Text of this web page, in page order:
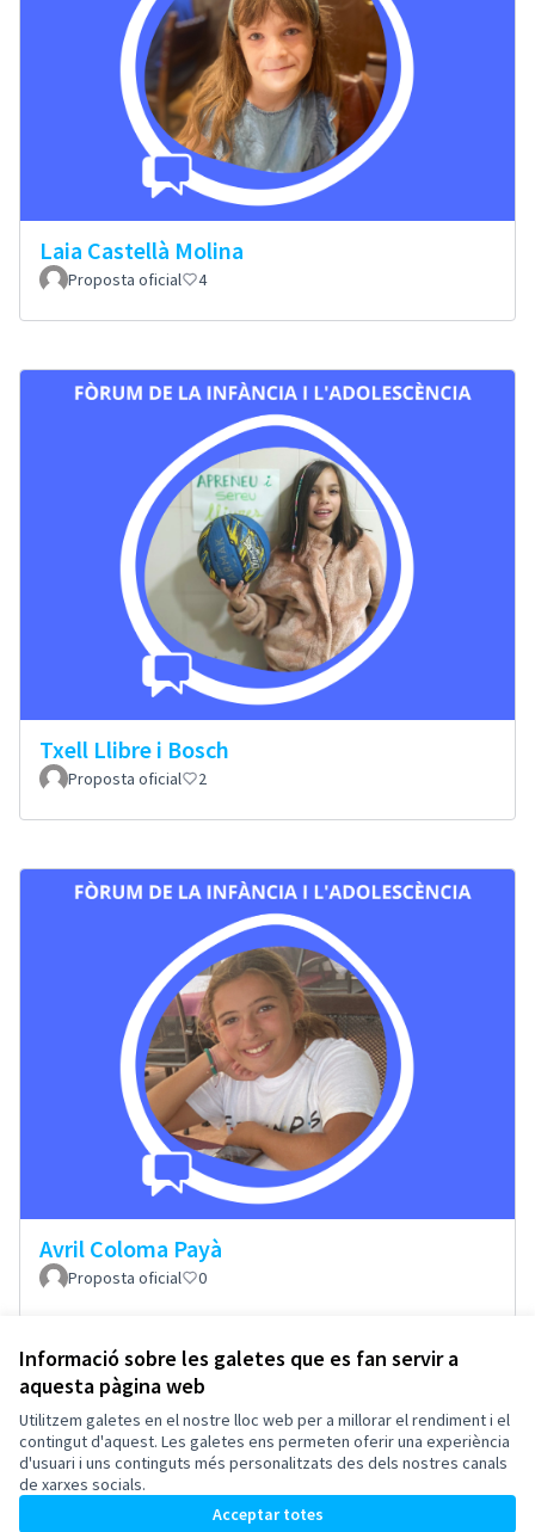
Informació sobre les galetes que es fan servir a
aquesta pàgina web
Utilitzem galetes en el nostre lloc web per a millorar el rendiment i el
contingut d'aquest. Les galetes ens permeten oferir una experiència
d'usuari i uns continguts més personalitzats des dels nostres canals
de xarxes socials.
Acceptar totes
Laia Castellà Molina
Proposta oficial 4
Txell Llibre i Bosch
Proposta oficial 2
Avril Coloma Payà
Proposta oficial 0
Termes i condicions d'ús
Configuració de les galetes
Esplugues de Llobregat a X
(Enllaç extern)
Esplugues de Llobregat a Facebook
(Enllaç extern)
Esplugues de Llobregat a Instagram
(Enllaç extern)
Esplugues de Llobregat a YouTube
(Enllaç extern)
Triar la llenguaElegir el idioma